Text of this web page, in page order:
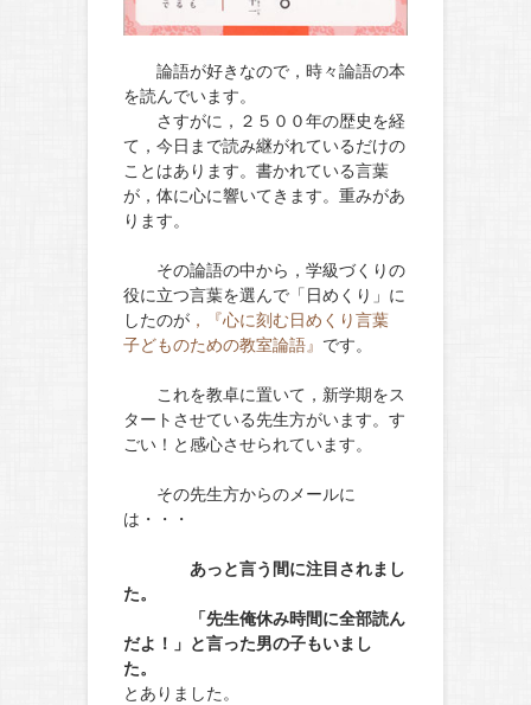
論語が好きなので，時々論語の本
を読んでいます。
さすがに，２５００年の歴史を経
て，今日まで読み継がれているだけの
ことはあります。書かれている言葉
が，体に心に響いてきます。重みがあ
ります。
その論語の中から，学級づくりの
役に立つ言葉を選んで「日めくり」に
したのが ，『心に刻む日めくり言葉
子どものための教室論語』 です。
これを教卓に置いて，新学期をス
タートさせている先生方がいます。す
ごい！と感心させられています。
その先生方からのメールに
は・・・
あっと言う間に注目されまし
た。
「先生俺休み時間に全部読ん
だよ！」と言った男の子もいまし
た。
とありました。